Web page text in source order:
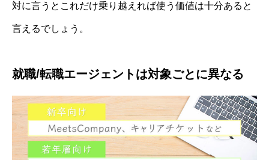
対に言うとこれだけ乗り越えれば使う価値は十分あると
言えるでしょう。
就職/転職エージェントは対象ごとに異なる